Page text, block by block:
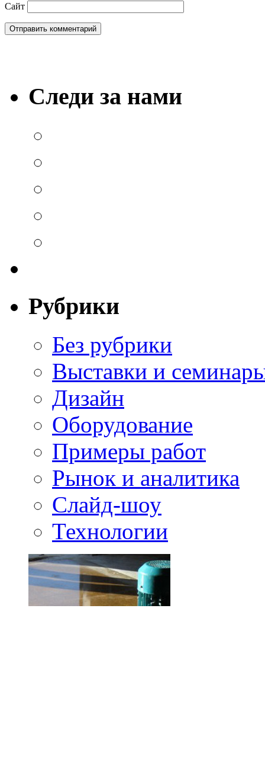
Сайт
Следи за нами
Рубрики
Без рубрики
Выставки и
Дизайн
Оборудование
Примеры работ
Рынок и аналитика
Слайд-шоу
Технологии